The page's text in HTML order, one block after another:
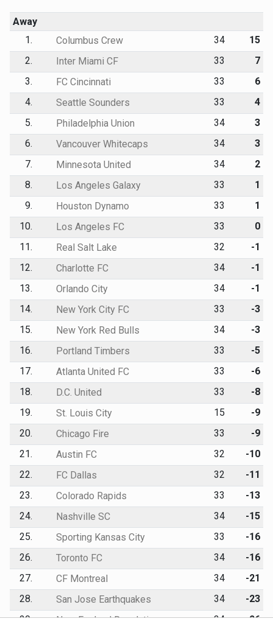
Away
1.
Columbus Crew 34
15
2.
Inter Miami CF 33
7
3.
FC Cincinnati 33
6
4.
Seattle Sounders 33
4
5.
Philadelphia Union 34
3
6.
Vancouver Whitecaps 34
3
7.
Minnesota United 34
2
8.
Los Angeles Galaxy 33
1
9.
Houston Dynamo 33
1
10.
Los Angeles FC 33
0
11.
Real Salt Lake 32
-1
12.
Charlotte FC 34
-1
13.
Orlando City 34
-1
14.
New York City FC 33
-3
15.
New York Red Bulls 34
-3
16.
Portland Timbers 33
-5
17.
Atlanta United FC 33
-6
18.
D.C. United 33
-8
19.
St. Louis City 15
-9
20.
Chicago Fire 33
-9
21.
Austin FC 32
-10
22.
FC Dallas 32
-11
23.
Colorado Rapids 33
-13
24.
Nashville SC 34
-15
25.
Sporting Kansas City 33
-16
26.
Toronto FC 34
-16
27.
CF Montreal 34
-21
28.
San Jose Earthquakes 34
-23
29.
New England Revolution 34 -26